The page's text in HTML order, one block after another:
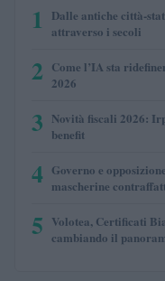
1
Dalle antiche città-
attraverso i secoli
2 Come l’IA sta
2026
3 Novità fiscali 2026:
benefit
4 Governo e
mascherine
5 Volotea, Certificati
cambiando il